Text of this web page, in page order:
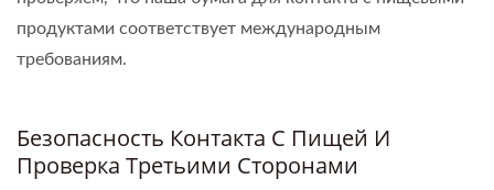
продуктами соответствует международным
требованиям.
Безопасность Контакта С Пищей И
Проверка Третьими Сторонами